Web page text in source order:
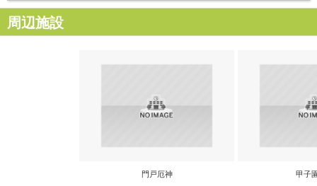
周辺施設
門戸厄神 甲子